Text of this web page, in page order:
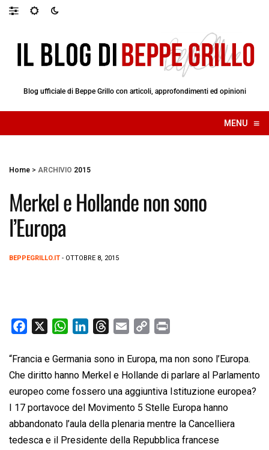
Blog ufficiale di Beppe Grillo con articoli, approfondimenti ed opinioni
MENU ≡
☰
Home > ARCHIVIO 2015
Merkel e Hollande non sono
l’Europa
BEPPEGRILLO.IT - OTTOBRE 8, 2015
c
e
b
o
o
k
W
a
t
s
A
p
p
n
k
e
d
I
n
r
e
a
d
s
a
i
l
p
y
L
i
n
k
i
n
t
“Francia e Germania sono in Europa, ma non sono l’Europa.
Che diritto hanno Merkel e Hollande di parlare al Parlamento
europeo come fossero una aggiuntiva Istituzione europea?
I 17 portavoce del Movimento 5 Stelle Europa hanno
abbandonato l’aula della plenaria mentre la Cancelliera
tedesca e il Presidente della Repubblica francese